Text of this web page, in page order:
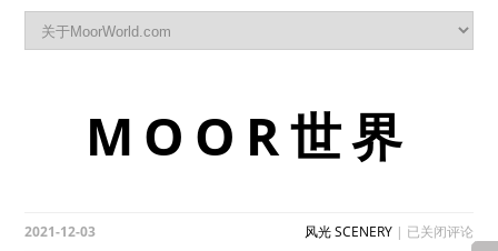
MOOR世界
2021-12-03 风光 SCENERY| 柴
已关闭评论